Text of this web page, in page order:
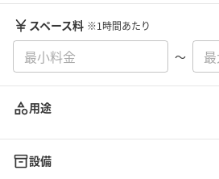
スペース料 ※1時間あたり
〜
用途
設備